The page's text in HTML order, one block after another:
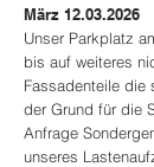
März 12.03.2026
Unser Parkplatz
bis auf weiteres
Fassadenteile die
der Grund für die
Anfrage
unseres